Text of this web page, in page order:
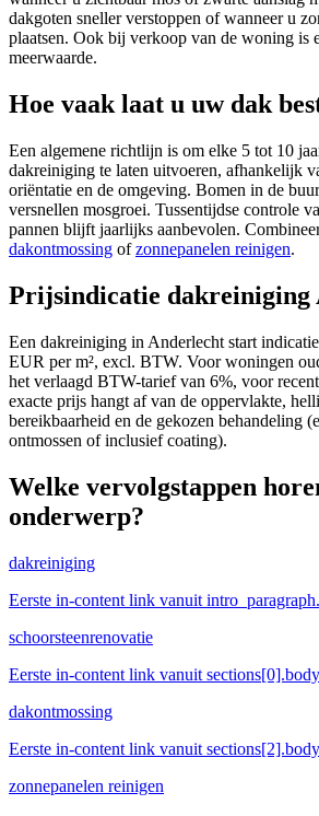
dakgoten sneller verstoppen of wanneer u
plaatsen. Ook bij verkoop van de woning is
meerwaarde.
Hoe vaak laat u uw dak
Een algemene richtlijn is om elke 5 tot 10
dakreiniging te laten uitvoeren, afhankelijk
oriëntatie en de omgeving. Bomen in de
versnellen mosgroei. Tussentijdse controle
pannen blijft jaarlijks aanbevolen.
dakontmossing ofzonnepanelen reinigen.
Prijsindicatie dakreiniging
Een dakreiniging in Anderlecht start
EUR per m², excl. BTW. Voor woningen
het verlaagd BTW-tarief van 6%, voor
exacte prijs hangt af van de oppervlakte,
bereikbaarheid en de gekozen behandeling
ontmossen of inclusief coating).
Welke vervolgstappen
onderwerp?
dakreiniging
Eerste in-content link vanuit intro_paragraph.
schoorsteenrenovatie
Eerste in-content link vanuit
dakontmossing
Eerste in-content link vanuit
zonnepanelen reinigen